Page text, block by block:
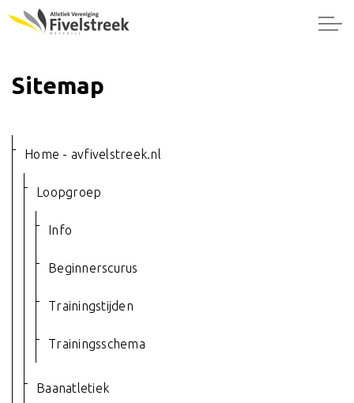
Sitemap
Home - avfivelstreek.nl
Loopgroep
Info
Beginnerscurus
Trainingstijden
Trainingsschema
Baanatletiek